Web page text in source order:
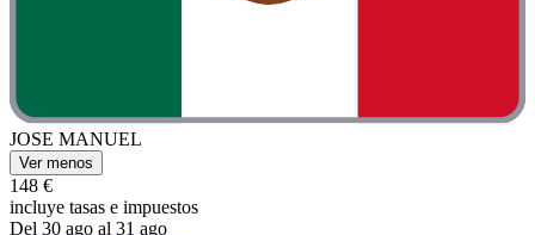
JOSE MANUEL
Ver menos
148 €
incluye tasas e impuestos
Del 30 ago al 31 ago